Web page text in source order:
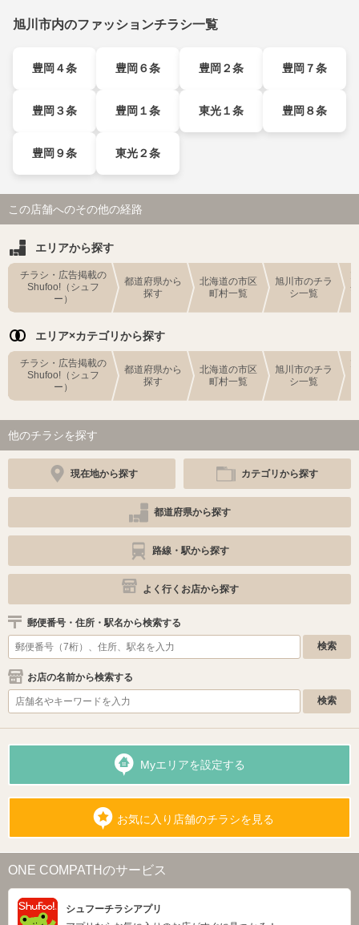
旭川市内のファッションチラシ一覧
豊岡４条 豊岡６条 豊岡２条 豊岡７条
豊岡３条 豊岡１条 東光１条 豊岡８条
豊岡９条 東光２条
この店舗へのその他の経路
エリアから探す
チラシ・広告掲載の
Shufoo!（シュフ
ー）
都道府県から
探す
北海道の市区
町村一覧
旭川市のチラ
シ一覧
エリア×カテゴリから探す
チラシ・広告掲載の
Shufoo!（シュフ
ー）
都道府県から
探す
北海道の市区
町村一覧
旭川市のチラ
シ一覧
他のチラシを探す
現在地から探す カテゴリから探す
都道府県から探す
路線・駅から探す
よく行くお店から探す
郵便番号・住所・駅名から検索する
お店の名前から検索する
Myエリアを設定する
お気に入り店舗のチラシを見る
ONE COMPATHのサービス
シュフーチラシアプリ